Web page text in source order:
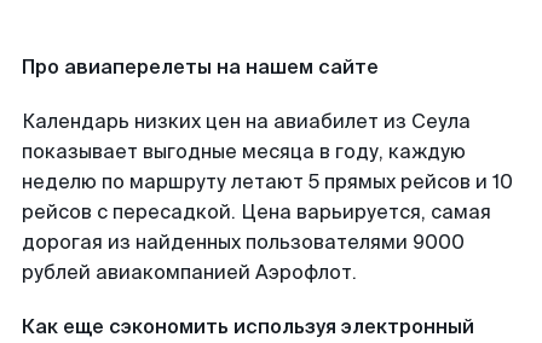
Про авиаперелеты на нашем сайте
Календарь низких цен на авиабилет из Сеула
показывает выгодные месяца в году, каждую
неделю по маршруту летают 5 прямых рейсов и 10
рейсов с пересадкой. Цена варьируется, самая
дорогая из найденных пользователями 9000
рублей авиакомпанией Аэрофлот.
Как еще сэкономить используя электронный